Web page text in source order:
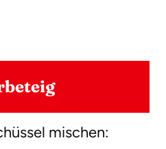
mischen: